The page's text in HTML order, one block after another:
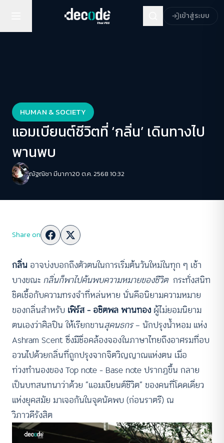
เข้าสู่ระบบ
HUMAN & SOCIETY
แอมเบียนต์ชีวิตที่ ‘กลิ่น’ เดินทางไป
พานพบ
ณัฐณิชา มีนาภา20 ต.ค. 2568 10:32
Share on
กลิ่น อาจบ่งบอกถึงตัวตนในการเริ่มต้นวันใหม่ในทุก ๆ เช้า
บางขณะ กลิ่นก็พาไปค้นพบความหมายของชีวิต กระทั่งสนิท
ชิดเชื้อกับความทรงจำที่หล่นหาย นั่นคือนิยามความหมาย
ของกลิ่นสำหรับ เฟิร์ส – อชิตพล พานทอง ผู้ไม่ยอมนิยาม
ตนเองว่าศิลปิน ให้เรียกขานสุคนธกร— นักปรุงน้ำหอม แห่ง
Ashram Scent ซึ่งมีชื่อคล้องจองในภาษาไทยถึงอาศรมที่อบ
อวนไปด้วยกลิ่นที่ถูกปรุงจากจิตวิญญาณแห่งตน เมื่อ
ท่วงทำนองของ Top note – Base note ปรากฏขึ้น กลาย
เป็นบทสนทนาว่าด้วย “แอมเบียนต์ชีวิต” ของคนที่โดดเดี่ยว
แห่งยุคสมัย มาเจอกันในจุดนัดพบ (ก่อนราตรี) ณ
วิภาวดีรังสิต